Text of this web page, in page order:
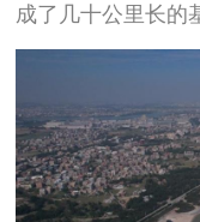
成了几十公里长的